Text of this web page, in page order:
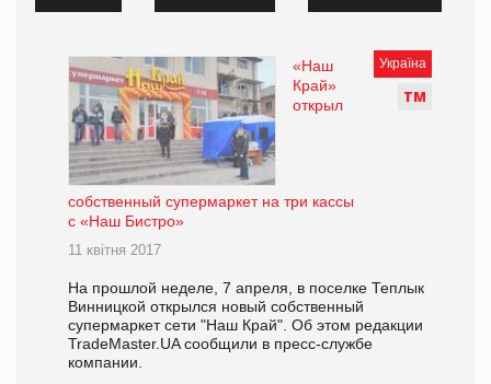
Україна
ТМ
«Наш
Край»
открыл
собственный супермаркет на три кассы
с «Наш Бистро»
11 квітня 2017
На прошлой неделе, 7 апреля, в поселке Теплык
Винницкой открылся новый собственный
супермаркет сети "Наш Край". Об этом редакции
TradeMaster.UA сообщили в пресс-службе
компании.